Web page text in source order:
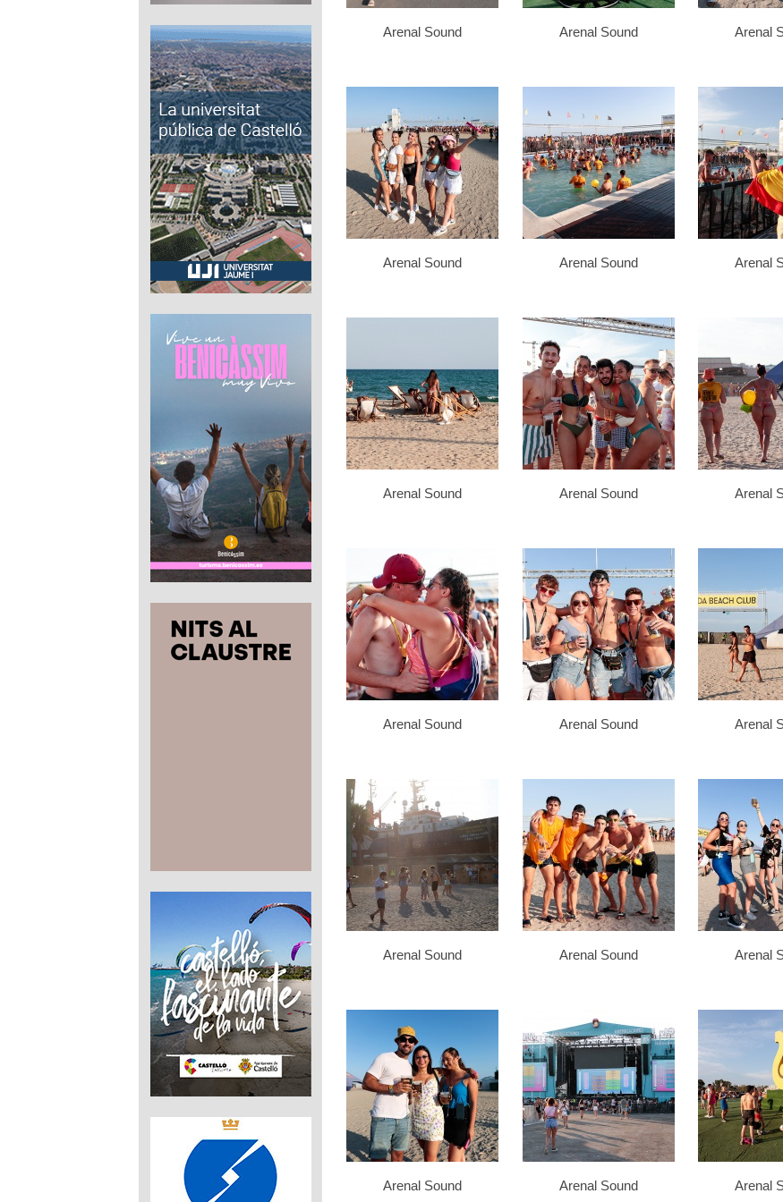
Arenal Sound Arenal Sound Arenal
Arenal Sound Arenal Sound Arenal
Arenal Sound Arenal Sound Arenal
Arenal Sound Arenal Sound Arenal
Arenal Sound Arenal Sound Arenal
Arenal Sound Arenal Sound Arenal